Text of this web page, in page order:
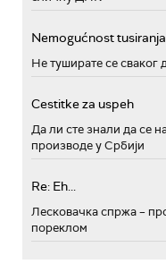
Nemogućnost tusiranja
Не туширате се сваког
Cestitke za uspeh
Да ли сте знали да се
производе у Србији
Re: Eh...
Лесковачка спржа –
пореклом